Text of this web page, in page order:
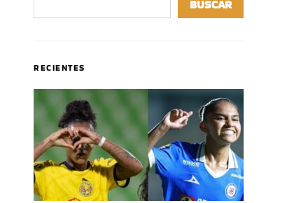
BUSCAR
RECIENTES